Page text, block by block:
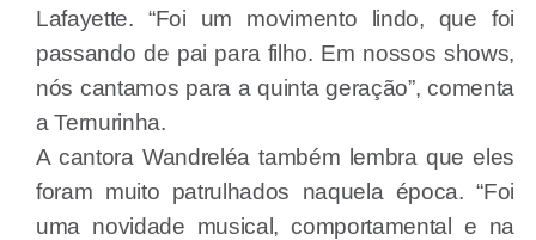
Lafayette. “Foi um movimento lindo, que foi
passando de pai para filho. Em nossos shows,
nós cantamos para a quinta geração”, comenta
a Ternurinha.
A cantora Wandreléa também lembra que eles
foram muito patrulhados naquela época. “Foi
uma novidade musical, comportamental e na